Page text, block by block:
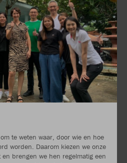
te weten waar, door wie en hoe
worden. Daarom kiezen we onze
brengen we hen regelmatig een